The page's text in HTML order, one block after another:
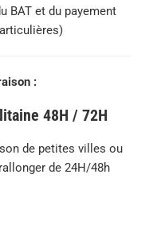
BAT et du payement
:
48H / 72H
de petites villes ou
de 24H/48h